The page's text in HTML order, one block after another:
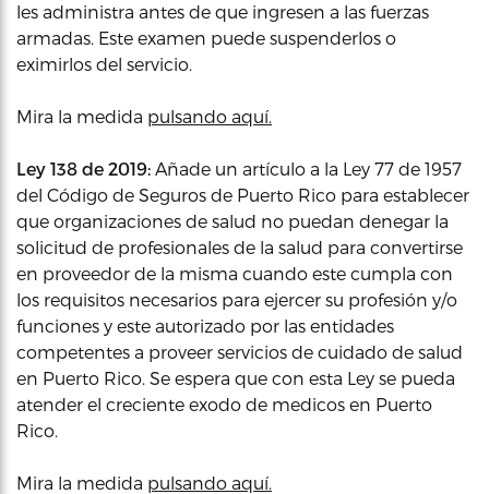
les administra antes de que ingresen a las fuerzas
armadas. Este examen puede suspenderlos o
eximirlos del servicio.
Mira la medida pulsando aquí.
Ley 138 de 2019: Añade un artículo a la Ley 77 de 1957
del Código de Seguros de Puerto Rico para establecer
que organizaciones de salud no puedan denegar la
solicitud de profesionales de la salud para convertirse
en proveedor de la misma cuando este cumpla con
los requisitos necesarios para ejercer su profesión y/o
funciones y este autorizado por las entidades
competentes a proveer servicios de cuidado de salud
en Puerto Rico. Se espera que con esta Ley se pueda
atender el creciente exodo de medicos en Puerto
Rico.
Mira la medida pulsando aquí.